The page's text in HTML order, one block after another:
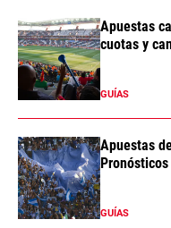
Apuestas
cuotas y
GUÍAS
Apuestas
GUÍAS